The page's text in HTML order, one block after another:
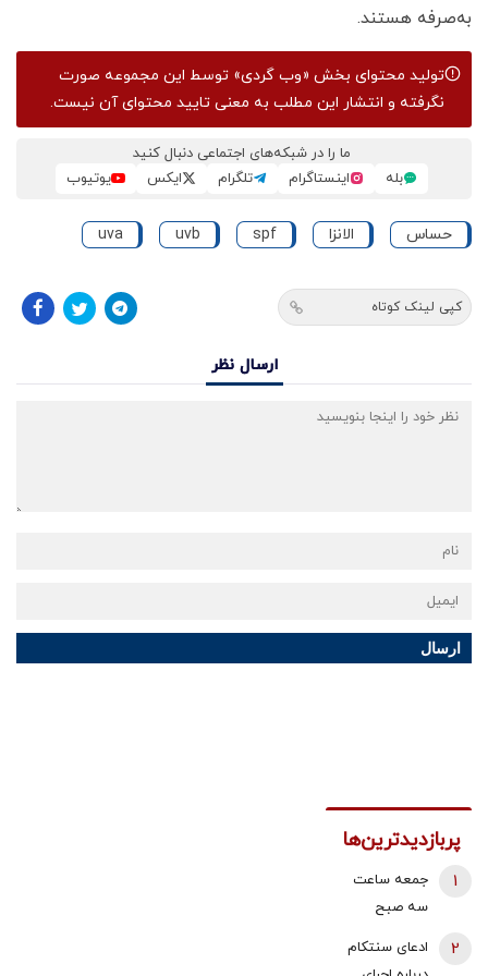
به‌صرفه هستند.
تولید محتوای بخش «وب گردی» توسط این مجموعه صورت
نگرفته و انتشار این مطلب به معنی تایید محتوای آن نیست.
ما را در شبکه‌های اجتماعی دنبال کنید
بله
اینستاگرام تلگرام ایکس یوتیوب
حساس الانزا spf
uvb
uva
کپی لینک کوتاه
ارسال نظر
ارسال
پربازدیدترین‌ها
جمعه ساعت
سه صبح
سر بیت رهبری
1
ادعای سنتکام
2